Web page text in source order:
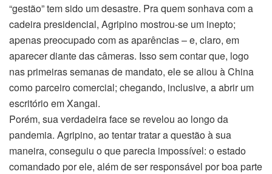
“gestão” tem sido um desastre. Pra quem sonhava com a
cadeira presidencial, Agripino mostrou-se um inepto;
apenas preocupado com as aparências – e, claro, em
aparecer diante das câmeras. Isso sem contar que, logo
nas primeiras semanas de mandato, ele se aliou à China
como parceiro comercial; chegando, inclusive, a abrir um
escritório em Xangai.
Porém, sua verdadeira face se revelou ao longo da
pandemia. Agripino, ao tentar tratar a questão à sua
maneira, conseguiu o que parecia impossível: o estado
comandado por ele, além de ser responsável por boa parte